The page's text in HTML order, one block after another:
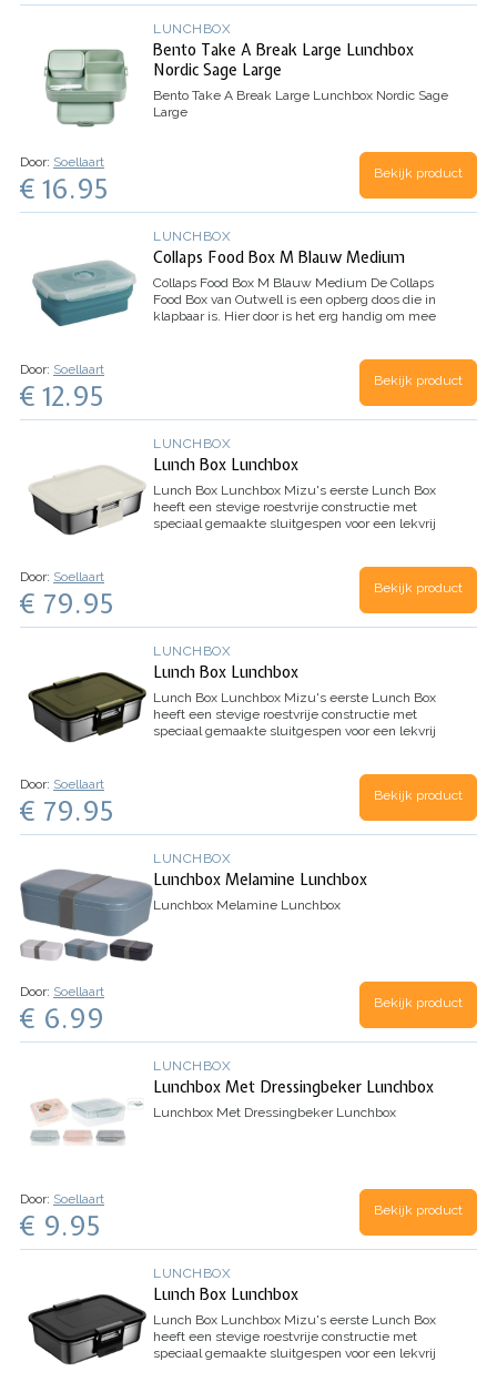
LUNCHBOX
Bento Take A Break Large Lunchbox
Nordic Sage Large
Bento Take A Break Large Lunchbox Nordic Sage
Large
Door: Soellaart
€ 16.95 Bekijk product
LUNCHBOX
Collaps Food Box M Blauw Medium
Collaps Food Box M Blauw Medium De Collaps
Food Box van Outwell is een opberg doos die in
klapbaar is. Hier door is het erg handig om mee
Door: Soellaart
€ 12.95 Bekijk product
LUNCHBOX
Lunch Box Lunchbox
Lunch Box Lunchbox Mizu's eerste Lunch Box
heeft een stevige roestvrije constructie met
speciaal gemaakte sluitgespen voor een lekvrij
Door: Soellaart
€ 79.95 Bekijk product
LUNCHBOX
Lunch Box Lunchbox
Lunch Box Lunchbox Mizu's eerste Lunch Box
heeft een stevige roestvrije constructie met
speciaal gemaakte sluitgespen voor een lekvrij
Door: Soellaart
€ 79.95 Bekijk product
LUNCHBOX
Lunchbox Melamine Lunchbox
Lunchbox Melamine Lunchbox
Door: Soellaart
€ 6.99 Bekijk product
LUNCHBOX
Lunchbox Met Dressingbeker Lunchbox
Lunchbox Met Dressingbeker Lunchbox
Door: Soellaart
€ 9.95 Bekijk product
LUNCHBOX
Lunch Box Lunchbox
Lunch Box Lunchbox Mizu's eerste Lunch Box
heeft een stevige roestvrije constructie met
speciaal gemaakte sluitgespen voor een lekvrij